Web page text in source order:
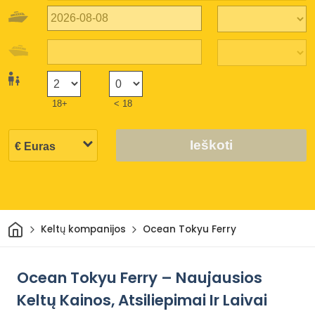
18+ < 18
Ieškoti
Pradžia
Keltų kompanijos Ocean Tokyu Ferry
Ocean Tokyu Ferry – Naujausios
Keltų Kainos, Atsiliepimai Ir Laivai